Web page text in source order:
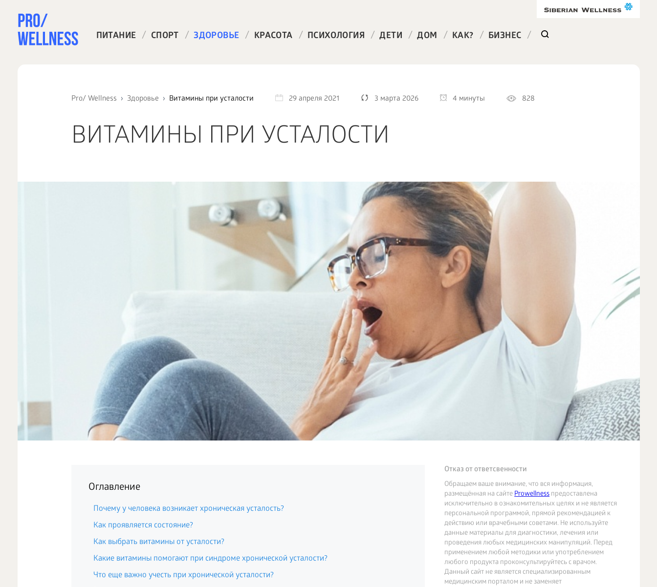
ПИТАНИЕ / СПОРТ / ЗДОРОВЬЕ / КРАСОТА / ПСИХОЛОГИЯ / ДЕТИ / ДОМ / КАК? / БИЗНЕС /
Pro/ Wellness Здоровье Витамины при усталости 29 апреля 2021 3 марта 2026 4 минуты 828
ВИТАМИНЫ ПРИ УСТАЛОСТИ
Отказ от ответсвенности
Обращаем ваше внимание, что вся информация,
размещённая на сайтеProwellnessпредоставлена
исключительно в ознакомительных целях и не является
персональной программой, прямой рекомендацией к
действию или врачебными советами. Не используйте
данные материалы для диагностики, лечения или
проведения любых медицинских манипуляций. Перед
применением любой методики или употреблением
любого продукта проконсультируйтесь с врачом.
Данный сайт не является специализированным
медицинским порталом и не заменяет
Оглавление
Почему у человека возникает хроническая усталость?
Как проявляется состояние?
Как выбрать витамины от усталости?
Какие витамины помогают при синдроме хронической усталости?
Что еще важно учесть при хронической усталости?